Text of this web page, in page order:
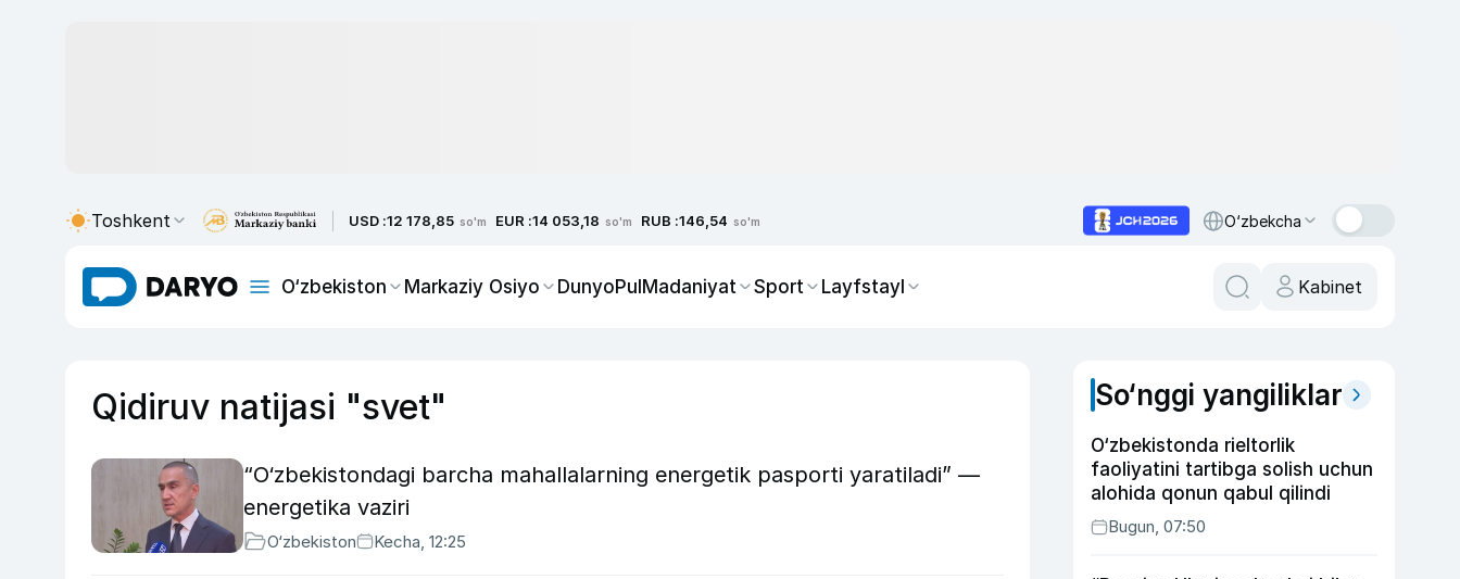
Toshkent USD :12 178,85 so'm EUR :14 053,18 so'm RUB :146,54 so'm O‘zbekcha
O‘zbekiston Markaziy Osiyo DunyoPulMadaniyat Sport Layfstayl Kabinet
Qidiruv natijasi "svet"
“O‘zbekistondagi barcha mahallalarning energetik pasporti yaratiladi” —
energetika vaziri
O‘zbekiston Kecha, 12:25
So‘nggi yangiliklar
O‘zbekistonda rieltorlik
faoliyatini tartibga solish uchun
alohida qonun qabul qilindi
Bugun, 07:50